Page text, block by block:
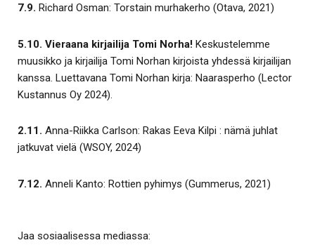
7.9. Richard Osman: Torstain murhakerho (Otava, 2021)
5.10. Vieraana kirjailija Tomi Norha! Keskustelemme
muusikko ja kirjailija Tomi Norhan kirjoista yhdessä kirjailijan
kanssa. Luettavana Tomi Norhan kirja: Naarasperho (Lector
Kustannus Oy 2024).
2.11. Anna-Riikka Carlson: Rakas Eeva Kilpi : nämä juhlat
jatkuvat vielä (WSOY, 2024)
7.12. Anneli Kanto: Rottien pyhimys (Gummerus, 2021)
Jaa sosiaalisessa mediassa: